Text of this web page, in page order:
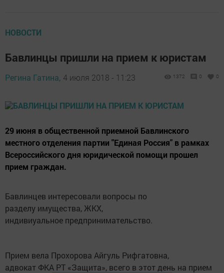
НОВОСТИ
Бавлинцы пришли на прием к юристам
Регина Гатина, 4 июля 2018 - 11:23 1372 0 0
29 июня в общественной приемной Бавлинского
местного отделения партии "Единая Россия" в рамках
Всероссийского дня юридической помощи прошел
прием граждан.
Бавлинцев интересовали вопросы по
разделу имущества, ЖКХ,
индивиуальное предпринимательство.
Прием вела Прохорова Айгуль Рифгатовна,
адвокат ФКА РТ «Защита», всего в этот день на прием